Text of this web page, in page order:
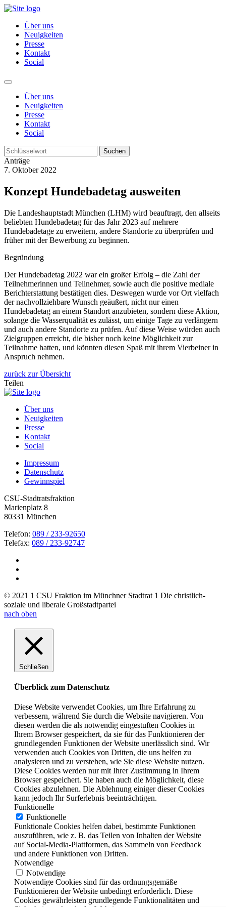
Über uns
Neuigkeiten
Presse
Kontakt
Social
Über uns
Neuigkeiten
Presse
Kontakt
Social
Suchen
Anträge
7. Oktober 2022
Konzept Hundebadetag ausweiten
Die Landeshauptstadt München (LHM) wird beauftragt, den allseits
beliebten Hundebadetag für das Jahr 2023 auf mehrere
Hundebadetage zu erweitern, andere Standorte zu überprüfen und
früher mit der Bewerbung zu beginnen.
Begründung
Der Hundebadetag 2022 war ein großer Erfolg – die Zahl der
Teilnehmerinnen und Teilnehmer, sowie auch die positive mediale
Berichterstattung bestätigen dies. Deswegen wurde vor Ort vielfach
der nachvollziehbare Wunsch geäußert, nicht nur einen
Hundebadetag an einem Standort anzubieten, sondern diese Aktion,
solange die Wasserqualität es zulässt, um einige Tage zu verlängern
und auch andere Standorte zu prüfen. Auf diese Weise würden auch
Zielgruppen erreicht, die bisher noch keine Möglichkeit zur
Teilnahme hatten, und könnten diesen Spaß mit ihrem Vierbeiner in
Anspruch nehmen.
zurück zur Übersicht
Teilen
Über uns
Neuigkeiten
Presse
Kontakt
Social
Impressum
Datenschutz
Gewinnspiel
CSU-Stadtratsfraktion
Marienplatz 8
80331 München
Telefon: 089 / 233-92650
Telefax: 089 / 233-92747
© 2021 1 CSU Fraktion im Münchner Stadtrat 1 Die christlich-
soziale und liberale Großstadtpartei
nach oben
Schließen
Überblick zum Datenschutz
Diese Website verwendet Cookies, um Ihre Erfahrung zu
verbessern, während Sie durch die Website navigieren. Von
diesen werden die als notwendig eingestuften Cookies in
Ihrem Browser gespeichert, da sie für das Funktionieren der
grundlegenden Funktionen der Website unerlässlich sind. Wir
verwenden auch Cookies von Dritten, die uns helfen zu
analysieren und zu verstehen, wie Sie diese Website nutzen.
Diese Cookies werden nur mit Ihrer Zustimmung in Ihrem
Browser gespeichert. Sie haben auch die Möglichkeit, diese
Cookies abzulehnen. Die Ablehnung einiger dieser Cookies
kann jedoch Ihr Surferlebnis beeinträchtigen.
Funktionelle
Funktionelle
Funktionale Cookies helfen dabei, bestimmte Funktionen
auszuführen, wie z. B. das Teilen von Inhalten der Website
auf Social-Media-Plattformen, das Sammeln von Feedback
und andere Funktionen von Dritten.
Notwendige
Notwendige
Notwendige Cookies sind für das ordnungsgemäße
Funktionieren der Website unbedingt erforderlich. Diese
Cookies gewährleisten grundlegende Funktionalitäten und